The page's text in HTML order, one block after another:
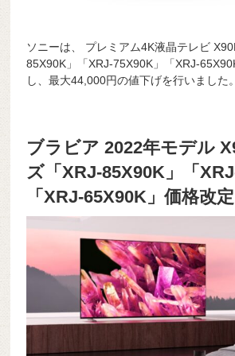
ソニーは、 プレミアム4K液晶テレビ
85X90K」「XRJ-75X90K」「XRJ-
し、最大44,000円の値下げを行いました。
ブラビア 2022年モデル
ズ「XRJ-85X90K」「
「XRJ-65X90K」価格改定